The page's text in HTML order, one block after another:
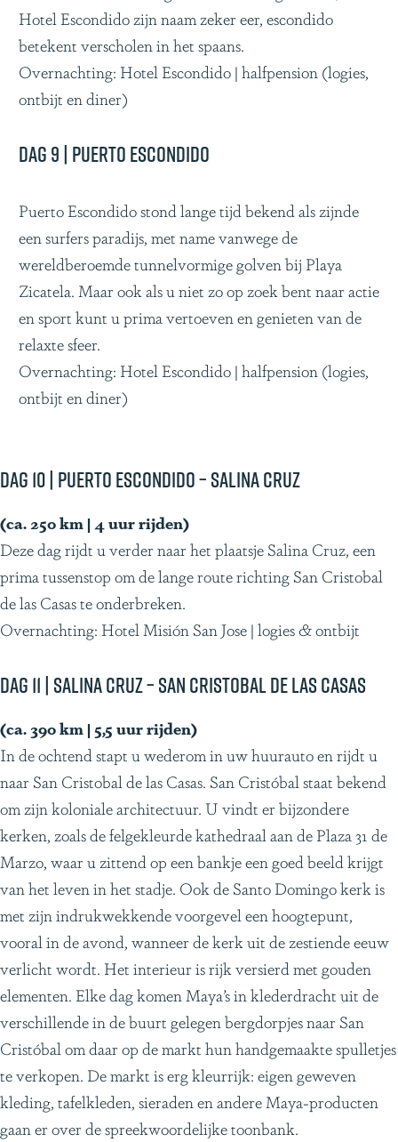
Hotel Escondido zijn naam zeker eer, escondido
betekent verscholen in het spaans.
Overnachting: Hotel Escondido | halfpension (logies,
ontbijt en diner)
Dag 9 | Puerto Escondido
Puerto Escondido stond lange tijd bekend als zijnde
een surfers paradijs, met name vanwege de
wereldberoemde tunnelvormige golven bij Playa
Zicatela. Maar ook als u niet zo op zoek bent naar actie
en sport kunt u prima vertoeven en genieten van de
relaxte sfeer.
Overnachting: Hotel Escondido | halfpension (logies,
ontbijt en diner)
Dag 10 | Puerto Escondido – Salina Cruz
(ca. 250 km | 4 uur rijden)
Deze dag rijdt u verder naar het plaatsje Salina Cruz, een
prima tussenstop om de lange route richting San Cristobal
de las Casas te onderbreken.
Overnachting: Hotel Misión San Jose | logies & ontbijt
Dag 11 | Salina Cruz – San Cristobal de las Casas
(ca. 390 km | 5,5 uur rijden)
In de ochtend stapt u wederom in uw huurauto en rijdt u
naar San Cristobal de las Casas. San Cristóbal staat bekend
om zijn koloniale architectuur. U vindt er bijzondere
kerken, zoals de felgekleurde kathedraal aan de Plaza 31 de
Marzo, waar u zittend op een bankje een goed beeld krijgt
van het leven in het stadje. Ook de Santo Domingo kerk is
met zijn indrukwekkende voorgevel een hoogtepunt,
vooral in de avond, wanneer de kerk uit de zestiende eeuw
verlicht wordt. Het interieur is rijk versierd met gouden
elementen. Elke dag komen Maya’s in klederdracht uit de
verschillende in de buurt gelegen bergdorpjes naar San
Cristóbal om daar op de markt hun handgemaakte spulletjes
te verkopen. De markt is erg kleurrijk: eigen geweven
kleding, tafelkleden, sieraden en andere Maya-producten
gaan er over de spreekwoordelijke toonbank.